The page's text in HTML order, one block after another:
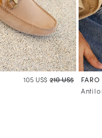
105 US$ 210 US$
FARO